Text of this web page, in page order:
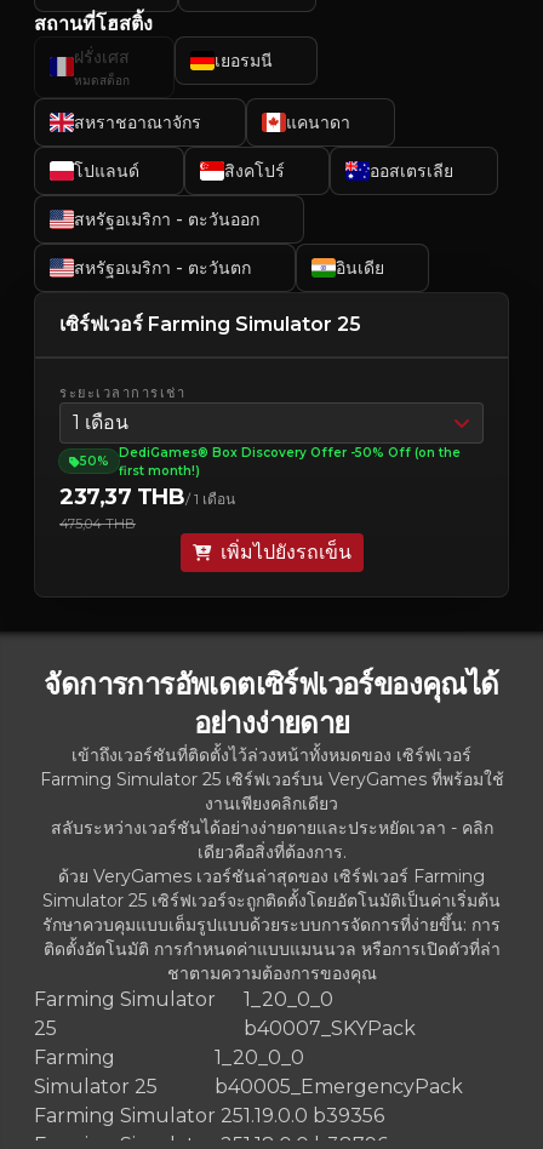
สถานที่โฮสติ้ง
ฝรั่งเศส
หมดสต็อก
เยอรมนี
สหราชอาณาจักร แคนาดา
โปแลนด์ สิงคโปร์ ออสเตรเลีย
สหรัฐอเมริกา - ตะวันออก
สหรัฐอเมริกา - ตะวันตก อินเดีย
เซิร์ฟเวอร์ Farming Simulator 25
ระยะเวลาการเช่า
1 เดือน
50%
DediGames® Box Discovery Offer -50% Off (on the
first month!)
237,37 THB/ 1 เดือน
475,04 THB
เพิ่มไปยังรถเข็น
จัดการการอัพเดตเซิร์ฟเวอร์ของคุณได้
อย่างง่ายดาย
เข้าถึงเวอร์ชันที่ติดตั้งไว้ล่วงหน้าทั้งหมดของ เซิร์ฟเวอร์
Farming Simulator 25 เซิร์ฟเวอร์บน VeryGames ที่พร้อมใช้
งานเพียงคลิกเดียว
สลับระหว่างเวอร์ชันได้อย่างง่ายดายและประหยัดเวลา - คลิก
เดียวคือสิ่งที่ต้องการ.
ด้วย VeryGames เวอร์ชันล่าสุดของ เซิร์ฟเวอร์ Farming
Simulator 25 เซิร์ฟเวอร์จะถูกติดตั้งโดยอัตโนมัติเป็นค่าเริ่มต้น
รักษาควบคุมแบบเต็มรูปแบบด้วยระบบการจัดการที่ง่ายขึ้น: การ
ติดตั้งอัตโนมัติ การกำหนดค่าแบบแมนนวล หรือการเปิดตัวที่ล่า
ชาตามความต้องการของคุณ
Farming Simulator
25
1_20_0_0
b40007_SKYPack
Farming
Simulator 25
1_20_0_0
b40005_EmergencyPack
Farming Simulator 251.19.0.0 b39356
Farming Simulator 251.18.0.0 b38796